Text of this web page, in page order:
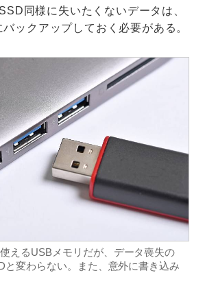
同様に失いたくないデータは、
ックアップしておく必要がある。
えるUSBメモリだが、データ喪失の
と変わらない。また、意外に書き込み